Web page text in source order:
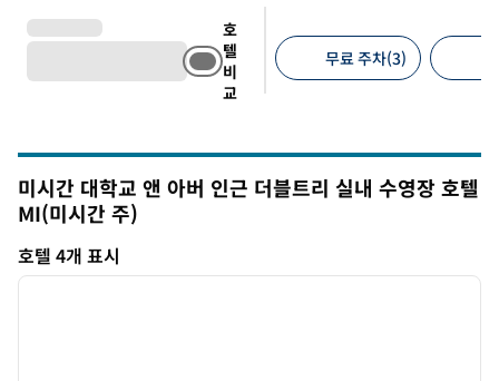
호
텔
비
교
무료 주차(3)
미시간 대학교 앤 아버 인근 더블트리 실내 수영장 호텔
MI(미시간 주)
호텔 4개 표시
호텔 4개 표시
1/12
다음